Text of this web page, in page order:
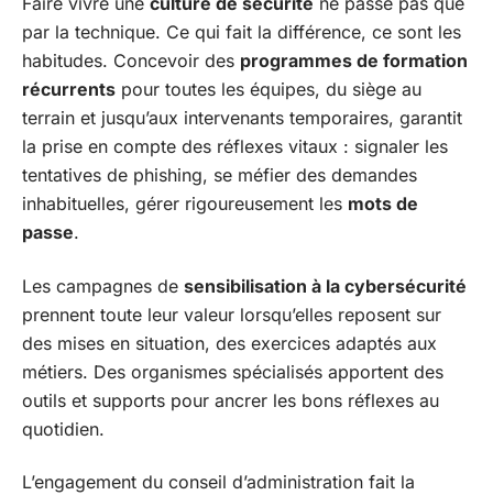
par la technique. Ce qui fait la différence, ce sont les
habitudes. Concevoir des programmes de formation
récurrents pour toutes les équipes, du siège au
terrain et jusqu’aux intervenants temporaires, garantit
la prise en compte des réflexes vitaux : signaler les
tentatives de phishing, se méfier des demandes
inhabituelles, gérer rigoureusement les mots de
passe.
Les campagnes de sensibilisation à la cybersécurité
prennent toute leur valeur lorsqu’elles reposent sur
des mises en situation, des exercices adaptés aux
métiers. Des organismes spécialisés apportent des
outils et supports pour ancrer les bons réflexes au
quotidien.
L’engagement du conseil d’administration fait la